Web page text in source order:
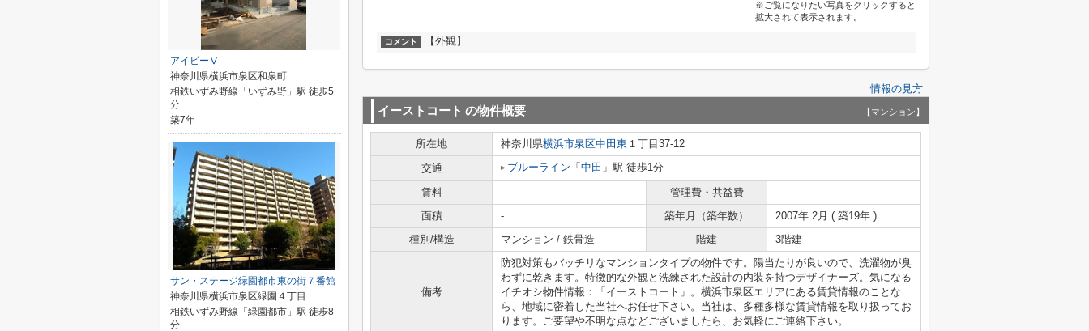
※ご覧になりたい写真をクリックすると
拡大されて表示されます。
コメント 【外観】
情報の見方
イーストコート の物件概要 【マンション】
所在地 神奈川県横浜市泉区中田東 １丁目37-12
交通
ブルーライン 「 中田 」駅 徒歩1分
賃料 - 管理費・共益費
-
面積
- 築年月（築年数）
2007年 2月 ( 築19年 )
種別/構造
マンション / 鉄骨造 階建 3階建
備考
防犯対策もバッチリなマンションタイプの物件です。陽当たりが良いので、洗濯物が臭
わずに乾きます。特徴的な外観と洗練された設計の内装を持つデザイナーズ。気になる
イチオシ物件情報：「イーストコート」。横浜市泉区エリアにある賃貸情報のことな
ら、地域に密着した当社へお任せ下さい。当社は、多種多様な賃貸情報を取り扱ってお
ります。ご要望や不明な点などございましたら、お気軽にご連絡下さい。
アイビーⅤ
神奈川県横浜市泉区和泉町
相鉄いずみ野線「いずみ野」駅 徒歩5
分
築7年
サン・ステージ緑園都市東の街７番館
神奈川県横浜市泉区緑園４丁目
相鉄いずみ野線「緑園都市」駅 徒歩8
分